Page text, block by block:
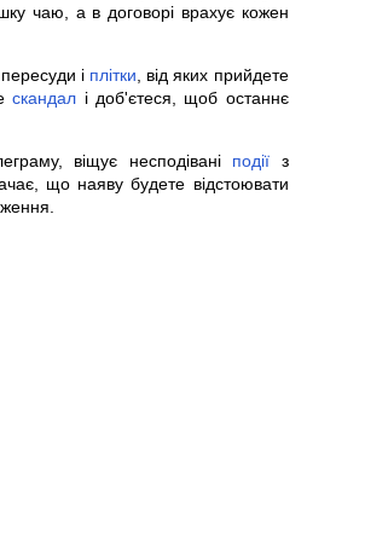
чаю, а в договорі врахує кожен
і плітки , від яких прийдете
скандал і доб'єтеся, щоб останнє
віщує несподівані події з
що наяву будете відстоювати